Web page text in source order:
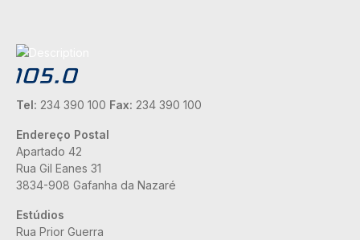
Tel: 234 390 100 Fax: 234 390 100
Endereço Postal
Apartado 42
Rua Gil Eanes 31
3834-908 Gafanha da Nazaré
Estúdios
Rua Prior Guerra